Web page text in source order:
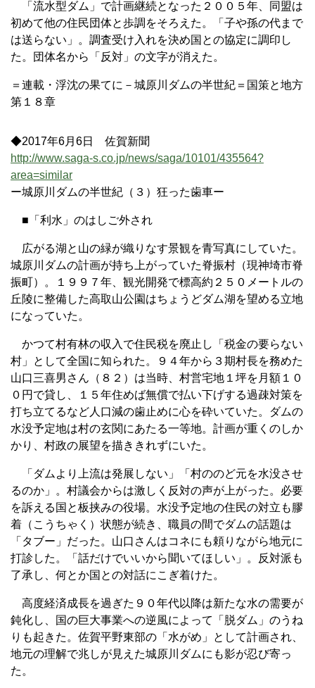
「流水型ダム」で計画継続となった２００５年、同盟は
初めて他の住民団体と歩調をそろえた。「子や孫の代まで
は送らない」。調査受け入れを決め国との協定に調印し
た。団体名から「反対」の文字が消えた。
＝連載・浮沈の果てに－城原川ダムの半世紀＝国策と地方
第１８章
◆2017年6月6日 佐賀新聞
http://www.saga-s.co.jp/news/saga/10101/435564?
area=similar
ー城原川ダムの半世紀（３）狂った歯車ー
■「利水」のはしご外され
広がる湖と山の緑が織りなす景観を青写真にしていた。
城原川ダムの計画が持ち上がっていた脊振村（現神埼市脊
振町）。１９９７年、観光開発で標高約２５０メートルの
丘陵に整備した高取山公園はちょうどダム湖を望める立地
になっていた。
かつて村有林の収入で住民税を廃止し「税金の要らない
村」として全国に知られた。９４年から３期村長を務めた
山口三喜男さん（８２）は当時、村営宅地１坪を月額１０
０円で貸し、１５年住めば無償で払い下げする過疎対策を
打ち立てるなど人口減の歯止めに心を砕いていた。ダムの
水没予定地は村の玄関にあたる一等地。計画が重くのしか
かり、村政の展望を描ききれずにいた。
「ダムより上流は発展しない」「村ののど元を水没させ
るのか」。村議会からは激しく反対の声が上がった。必要
を訴える国と板挟みの役場。水没予定地の住民の対立も膠
着（こうちゃく）状態が続き、職員の間でダムの話題は
「タブー」だった。山口さんはコネにも頼りながら地元に
打診した。「話だけでいいから聞いてほしい」。反対派も
了承し、何とか国との対話にこぎ着けた。
高度経済成長を過ぎた９０年代以降は新たな水の需要が
鈍化し、国の巨大事業への逆風によって「脱ダム」のうね
りも起きた。佐賀平野東部の「水がめ」として計画され、
地元の理解で兆しが見えた城原川ダムにも影が忍び寄っ
た。